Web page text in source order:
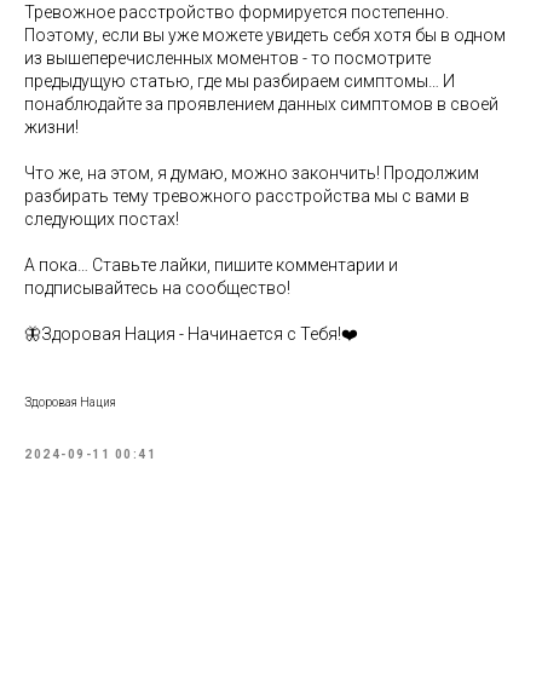
Тревожное расстройство формируется постепенно.
Поэтому, если вы уже можете увидеть себя хотя бы в одном
из вышеперечисленных моментов - то посмотрите
предыдущую статью, где мы разбираем симптомы… И
понаблюдайте за проявлением данных симптомов в своей
жизни!
Что же, на этом, я думаю, можно закончить! Продолжим
разбирать тему тревожного расстройства мы с вами в
следующих постах!
А пока… Ставьте лайки, пишите комментарии и
подписывайтесь на сообщество!
🦋Здоровая Нация - Начинается с Тебя!❤️
Здоровая Нация
2024-09-11 00:41